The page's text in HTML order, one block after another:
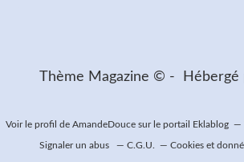
Thème Magazine © - Hébergé
Voir le profil de AmandeDouce sur le portail Eklablog
Signaler un abus C.G.U. Cookies et